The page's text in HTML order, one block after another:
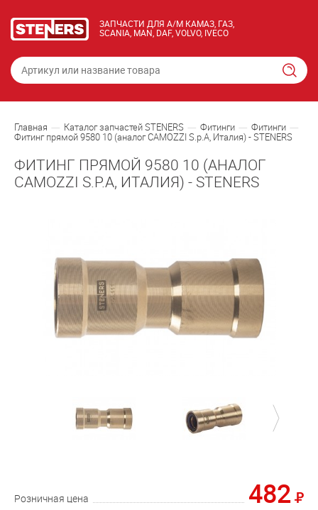
ЗАПЧАСТИ ДЛЯ А/М КАМАЗ, ГАЗ,
SCANIA, MAN, DAF, VOLVO, IVECO
Главная Каталог запчастей STENERS Фитинги
Фитинги
Фитинг прямой 9580 10 (аналог CAMOZZI S.p.A, Италия) - STENERS
ФИТИНГ ПРЯМОЙ 9580 10 (АНАЛОГ
CAMOZZI S.P.A, ИТАЛИЯ) - STENERS
Розничная цена 482